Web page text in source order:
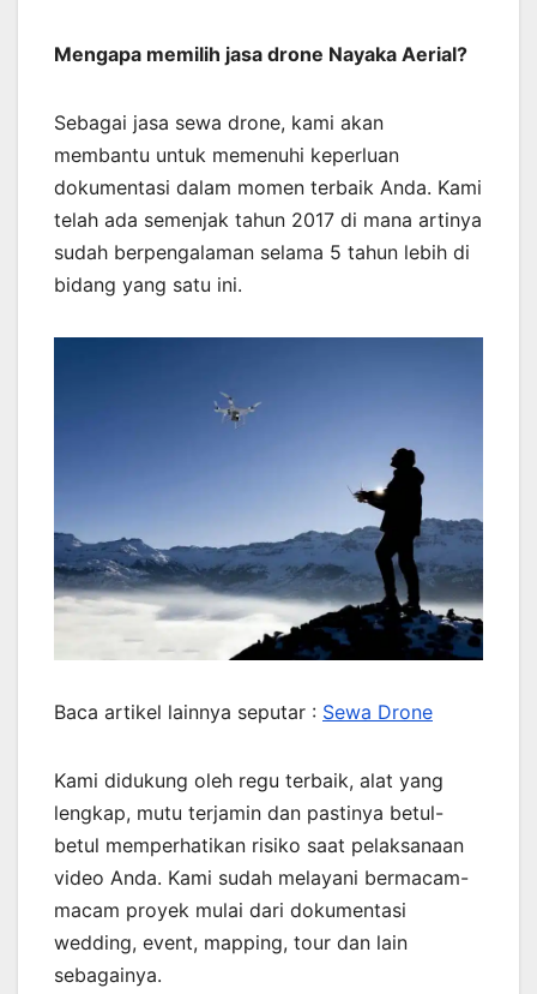
Mengapa memilih jasa drone Nayaka Aerial?
Sebagai jasa sewa drone, kami akan
membantu untuk memenuhi keperluan
dokumentasi dalam momen terbaik Anda. Kami
telah ada semenjak tahun 2017 di mana artinya
sudah berpengalaman selama 5 tahun lebih di
bidang yang satu ini.
Baca artikel lainnya seputar : Sewa Drone
Kami didukung oleh regu terbaik, alat yang
lengkap, mutu terjamin dan pastinya betul-
betul memperhatikan risiko saat pelaksanaan
video Anda. Kami sudah melayani bermacam-
macam proyek mulai dari dokumentasi
wedding, event, mapping, tour dan lain
sebagainya.